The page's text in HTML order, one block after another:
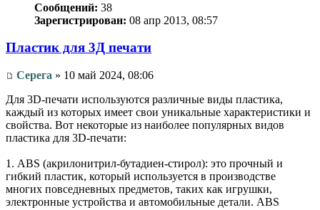
Сообщений: 38
Зарегистрирован: 08 апр 2013, 08:57
Пластик для 3Д печати
Серега » 10 май 2024, 08:06
Для 3D-печати используются различные виды пластика,
каждый из которых имеет свои уникальные характеристики и
свойства. Вот некоторые из наиболее популярных видов
пластика для 3D-печати:
1. ABS (акрилонитрил-бутадиен-стирол): это прочный и
гибкий пластик, который используется в производстве
многих повседневных предметов, таких как игрушки,
электронные устройства и автомобильные детали. ABS